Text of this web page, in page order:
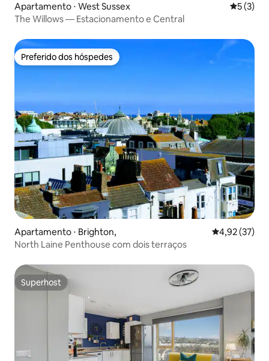
Apartamento ⋅ West Sussex 5 de
5 (3)
The Willows — Estacionamento e Central
Preferido dos hóspedes
Preferido dos hóspedes
Apartamento ⋅ Brighton, 4,92 de uma
4,92 (37)
North Laine Penthouse com dois terraços
Superhost
Superhost